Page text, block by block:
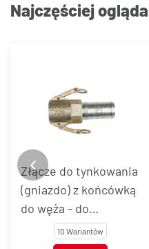
Najczęściej
Złącze do tynkowania
(gniazdo) z końcówką
do węża - do
mocowania opaskami
10 Wariantów